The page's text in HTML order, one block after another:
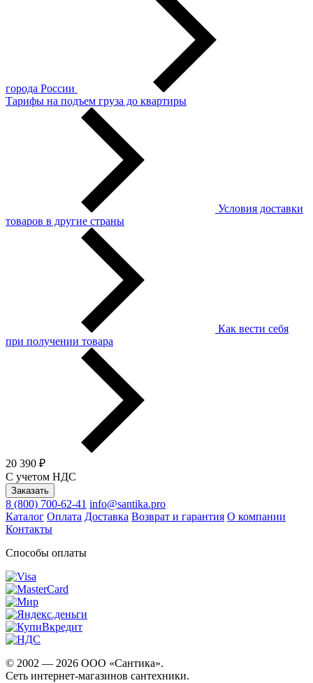
города России
Тарифы на подъем груза до квартиры
Условия доставки
товаров в другие страны
Как вести себя
при получении товара
20 390 ₽
С учетом НДС
Заказать
8 (800) 700-62-41 info@santika.pro
Каталог Оплата Доставка Возврат и гарантия О компании
Контакты
Способы оплаты
© 2002 — 2026 ООО «Сантика».
Сеть интернет-магазинов сантехники.